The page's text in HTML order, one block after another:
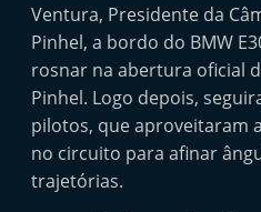
e
r
m
a
r
Ventura, Presidente da
Pinhel, a bordo do BMW
rosnar na abertura oficial
Pinhel. Logo depois,
pilotos, que aproveitaram
no circuito para afinar
trajetórias.